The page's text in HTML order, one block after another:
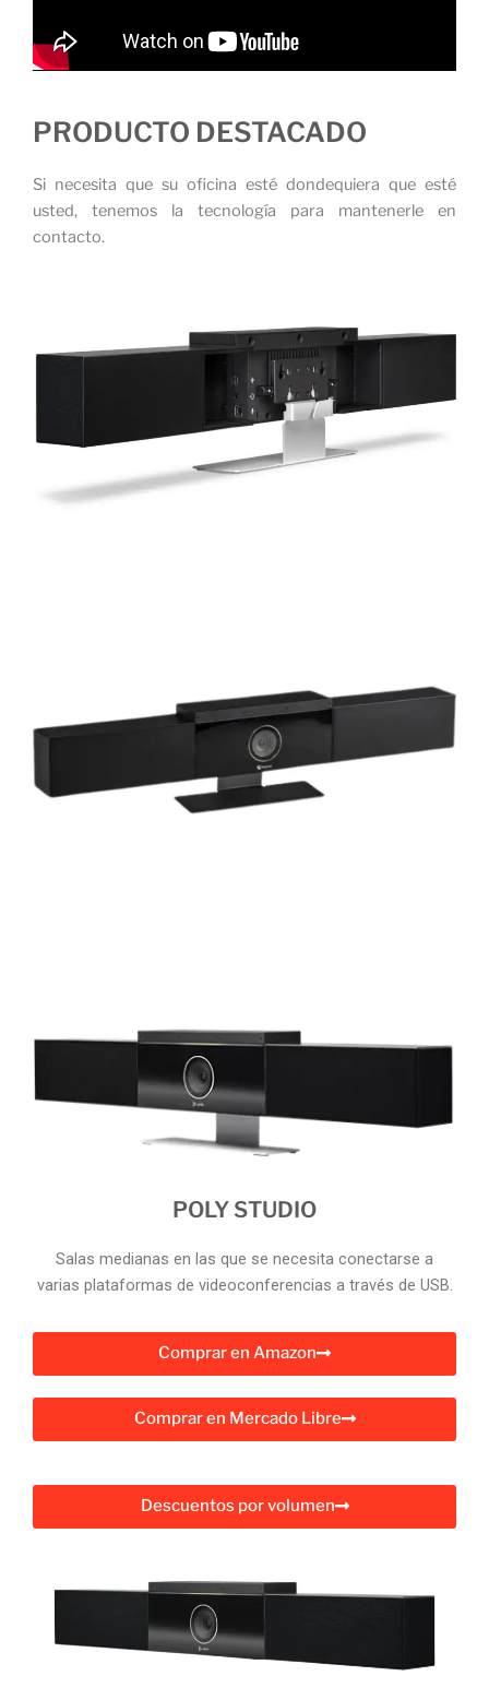
PRODUCTO DESTACADO
Si necesita que su oficina esté dondequiera que esté
usted, tenemos la tecnología para mantenerle en
contacto.
POLY STUDIO
Salas medianas en las que se necesita conectarse a
varias plataformas de videoconferencias a través de USB.
Comprar en Amazon
Comprar en Mercado Libre
Descuentos por volumen